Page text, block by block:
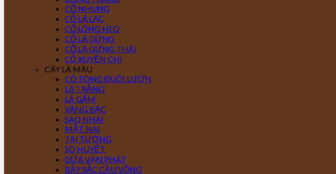
CỎ NHUNG
CỎ LÁ LẠC
CỎ LÔNG HEO
CỎ LÁ GỪNG
CỎ LÁ GỪNG THÁI
CỎ XUYẾN CHI
CÂY LÁ MÀU
CÔ TÒNG ĐUÔI LƯƠN
LÁ TRẮNG
LÁ GẤM
VÀNG BẠC
SAO NHÁI
MẮT NAI
TAI TƯỢNG
SÒ HUYẾT
DỨA VẠN PHÁT
BẢY SẮC CẦU VỒNG